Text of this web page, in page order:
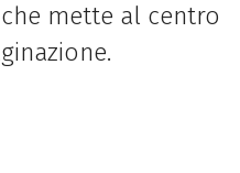
mette al centro